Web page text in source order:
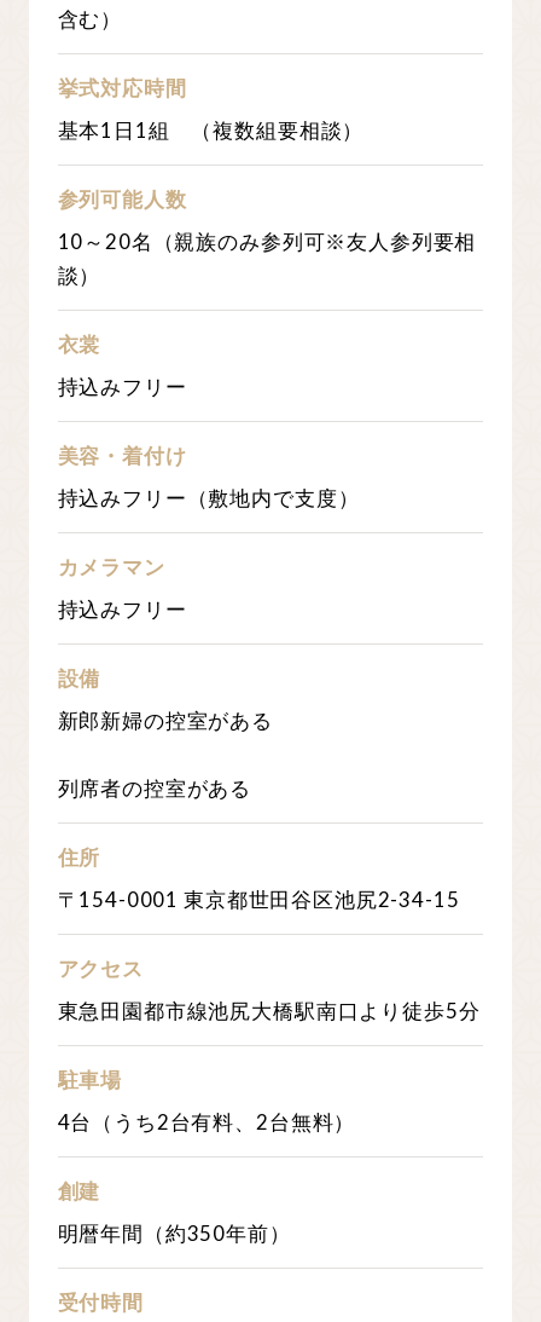
含む）
挙式対応時間
基本1日1組 （複数組要相談）
参列可能人数
10～20名（親族のみ参列可※友人参列要相
談）
衣裳
持込みフリー
美容・着付け
持込みフリー（敷地内で支度）
カメラマン
持込みフリー
設備
新郎新婦の控室がある
列席者の控室がある
住所
〒154-0001 東京都世田谷区池尻2-34-15
アクセス
東急田園都市線池尻大橋駅南口より徒歩5分
駐車場
4台（うち2台有料、2台無料）
創建
明暦年間（約350年前）
受付時間